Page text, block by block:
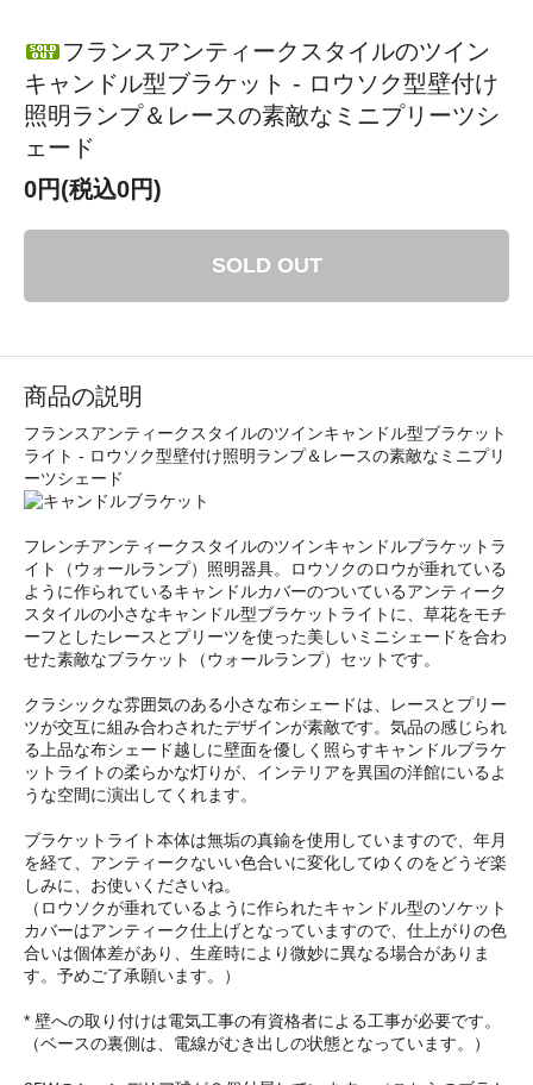
フランスアンティークスタイルのツイン
キャンドル型ブラケット - ロウソク型壁付け
照明ランプ＆レースの素敵なミニプリーツシ
ェード
0円(税込0円)
SOLD OUT
商品の説明
フランスアンティークスタイルのツインキャンドル型ブラケット
ライト - ロウソク型壁付け照明ランプ＆レースの素敵なミニプリ
ーツシェード
フレンチアンティークスタイルのツインキャンドルブラケットラ
イト（ウォールランプ）照明器具。ロウソクのロウが垂れている
ように作られているキャンドルカバーのついているアンティーク
スタイルの小さなキャンドル型ブラケットライトに、草花をモチ
ーフとしたレースとプリーツを使った美しいミニシェードを合わ
せた素敵なブラケット（ウォールランプ）セットです。
クラシックな雰囲気のある小さな布シェードは、レースとプリー
ツが交互に組み合わされたデザインが素敵です。気品の感じられ
る上品な布シェード越しに壁面を優しく照らすキャンドルブラケ
ットライトの柔らかな灯りが、インテリアを異国の洋館にいるよ
うな空間に演出してくれます。
ブラケットライト本体は無垢の真鍮を使用していますので、年月
を経て、アンティークないい色合いに変化してゆくのをどうぞ楽
しみに、お使いくださいね。
（ロウソクが垂れているように作られたキャンドル型のソケット
カバーはアンティーク仕上げとなっていますので、仕上がりの色
合いは個体差があり、生産時により微妙に異なる場合がありま
す。予めご了承願います。）
* 壁への取り付けは電気工事の有資格者による工事が必要です。
（ベースの裏側は、電線がむき出しの状態となっています。）